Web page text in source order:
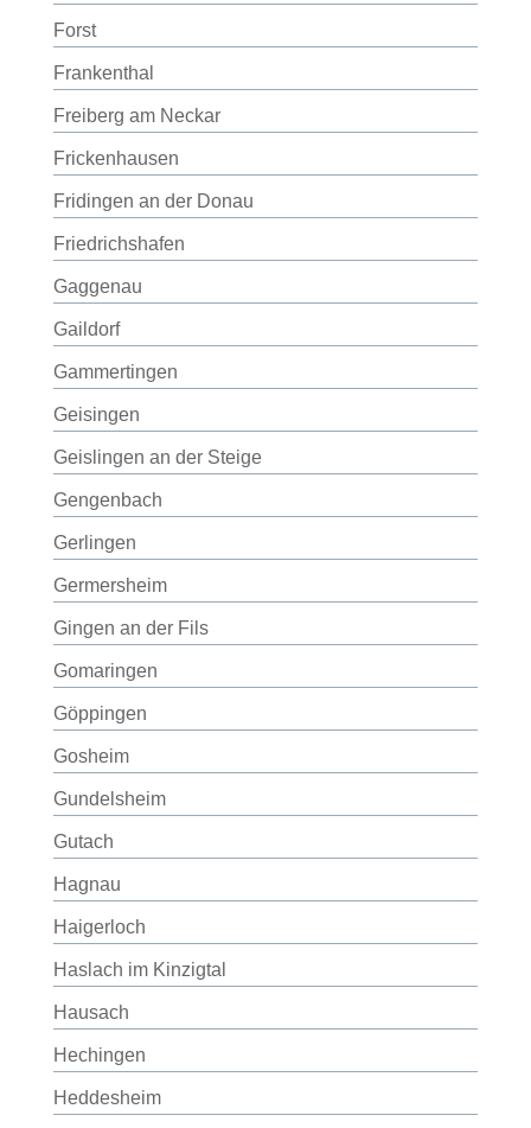
Forst
Frankenthal
Freiberg am Neckar
Frickenhausen
Fridingen an der Donau
Friedrichshafen
Gaggenau
Gaildorf
Gammertingen
Geisingen
Geislingen an der Steige
Gengenbach
Gerlingen
Germersheim
Gingen an der Fils
Gomaringen
Göppingen
Gosheim
Gundelsheim
Gutach
Hagnau
Haigerloch
Haslach im Kinzigtal
Hausach
Hechingen
Heddesheim